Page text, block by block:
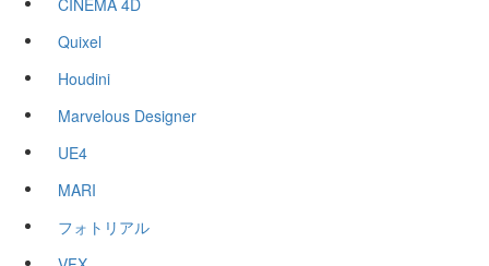
CINEMA 4D
Quixel
Houdini
Marvelous Designer
UE4
MARI
フォトリアル